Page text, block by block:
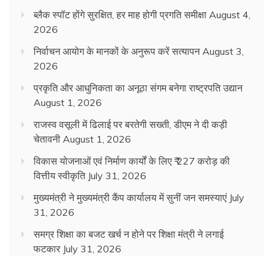
ब्लैक स्पॉट होंगे सुरक्षित, हर माह होगी प्रगति समीक्षा August 4,
2026
निर्वाचन आयोग के मानकों के अनुरूप करें सत्यापन August 3,
2026
प्रकृति और आधुनिकता का अनूठा संगम बनेगा राष्ट्रपति उद्यान
August 1, 2026
राजस्व वसूली में ढिलाई पर बरतेगी सख्ती, डीएम ने दी कड़ी
चेतावनी August 1, 2026
विकास योजनाओं एवं निर्माण कार्यों के लिए ₹ 227 करोड़ की
वित्तीय स्वीकृति July 31, 2026
मुख्यमंत्री ने मुख्यमंत्री कैंप कार्यालय में सुनीं जन समस्याएं July
31, 2026
समग्र शिक्षा का बजट खर्च न होने पर शिक्षा मंत्री ने लगाई
फटकार July 31, 2026